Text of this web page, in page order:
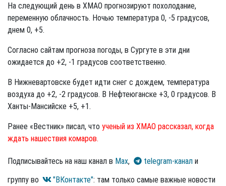
На следующий день в ХМАО прогнозируют похолодание,
переменную облачность. Ночью температура 0, -5 градусов,
днем 0, +5.
Согласно сайтам прогноза погоды, в Сургуте в эти дни
ожидается до +2, -1 градусов соответственно.
В Нижневартовске будет идти снег с дождем, температура
воздуха до +2, -2 градусов. В Нефтеюганске +3, 0 градусов. В
Ханты-Мансийске +5, +1.
Ранее «Вестник» писал, что ученый из ХМАО рассказал, когда
ждать нашествия комаров.
Подписывайтесь на наш канал в Max, telegram-канал и
группу во
"ВКонтакте": там только самые важные новости